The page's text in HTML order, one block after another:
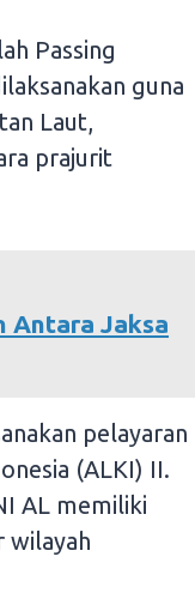
Passing
guna
Laut,
prajurit
Antara Jaksa
pelayaran
(ALKI) II.
AL memiliki
wilayah